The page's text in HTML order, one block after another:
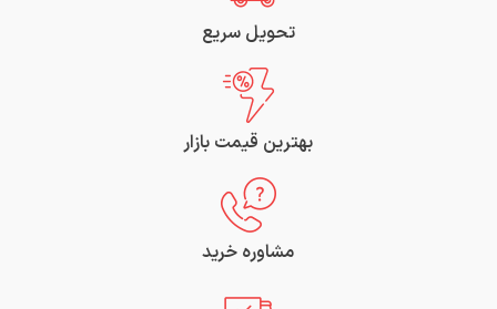
تحویل سریع
بهترین قیمت بازار
مشاوره خرید